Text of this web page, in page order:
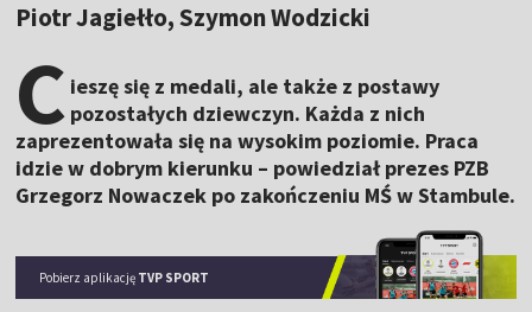
Piotr Jagiełło, Szymon Wodzicki
C ieszę się z medali, ale także z postawy
pozostałych dziewczyn. Każda z nich
zaprezentowała się na wysokim poziomie. Praca
idzie w dobrym kierunku – powiedział prezes PZB
Grzegorz Nowaczek po zakończeniu MŚ w Stambule.
Pobierz aplikację TVP SPORT